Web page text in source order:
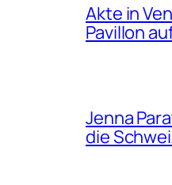
Akte in
Pavillon
Jenna
die